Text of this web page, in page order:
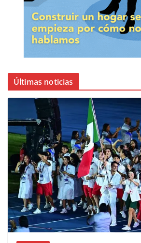
Últimas noticias